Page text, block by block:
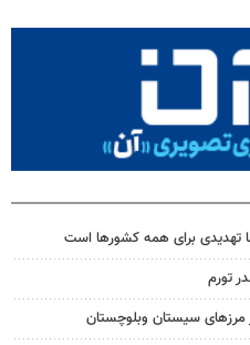
تهدیدی برای همه کشورها است
تورم